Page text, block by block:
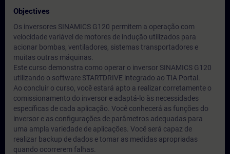
Objectives
Os inversores SINAMICS G120 permitem a operação com
velocidade variável de motores de indução utilizados para
acionar bombas, ventiladores, sistemas transportadores e
muitas outras máquinas.
Este curso demonstra como operar o inversor SINAMICS G120
utilizando o software STARTDRIVE integrado ao TIA Portal.
Ao concluir o curso, você estará apto a realizar corretamente o
comissionamento do inversor e adaptá-lo às necessidades
específicas de cada aplicação. Você conhecerá as funções do
inversor e as configurações de parâmetros adequadas para
uma ampla variedade de aplicações. Você será capaz de
realizar backup de dados e tomar as medidas apropriadas
quando ocorrerem falhas.